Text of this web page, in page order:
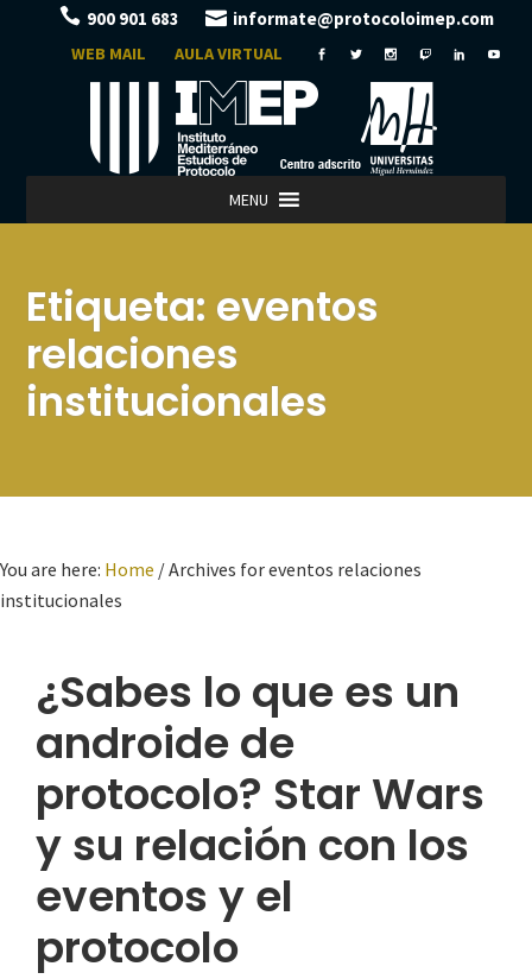
900 901 683 informate@protocoloimep.com
WEB MAIL AULA VIRTUAL
MENU
Etiqueta:eventos
relaciones
institucionales
You are here: Home /Archives for eventos relaciones
institucionales
¿Sabes lo que es un
androide de
protocolo? Star Wars
y su relación con los
eventos y el
protocolo